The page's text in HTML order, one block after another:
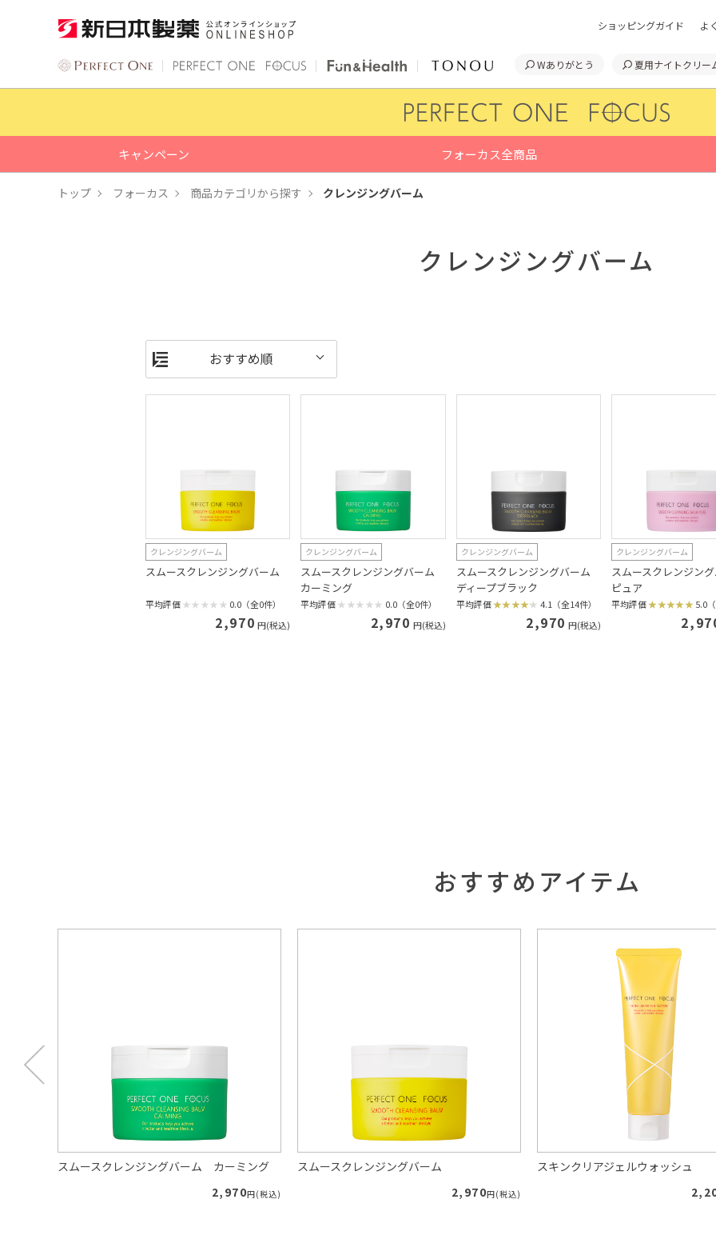
ショッピングガイド よ
Wありがとう 夏用ナイトクリー
キャンペーン フォーカス全商品
トップ フォーカス 商品カテゴリから探す クレンジングバーム
クレンジングバーム
クレンジングバーム
スムースクレンジングバーム
平均評価 0.0（全0件）
2,970 円(税込)
クレンジングバーム
スムースクレンジングバーム
カーミング
平均評価 0.0（全0件）
2,970 円(税込)
クレンジングバーム
スムースクレンジングバーム
ディープブラック
平均評価 4.1（全14件）
2,970 円(税込)
クレンジングバーム
スムースクレンジン
ピュア
平均評価 5.0
おすすめアイテム
スムースクレンジングバーム カーミング
2,970円(税込)
スムースクレンジングバーム
2,970円(税込)
スキンクリアジェルウォッシュ